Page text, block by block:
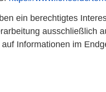
ein berechtigtes
ausschließlich
Informationen im